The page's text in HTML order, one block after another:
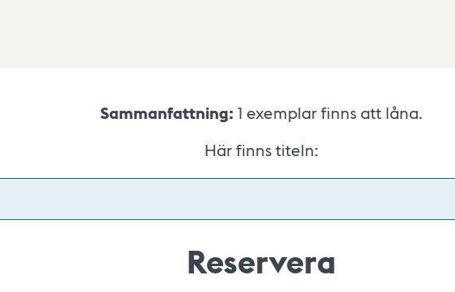
Sammanfattning: 1 exemplar finns att låna.
Här finns titeln:
Reservera